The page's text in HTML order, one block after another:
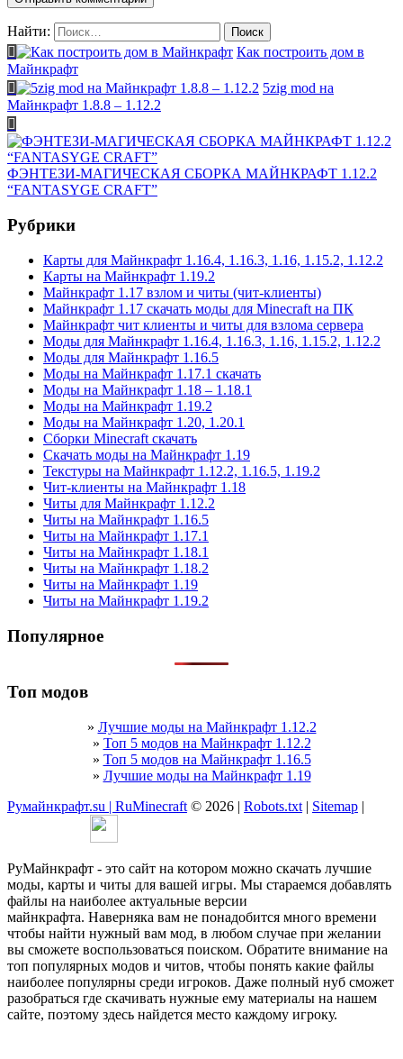
Найти:
Как построить дом в
Майнкрафт
5zig mod на
Майнкрафт 1.8.8 – 1.12.2
ФЭНТЕЗИ-МАГИЧЕСКАЯ СБОРКА МАЙНКРАФТ 1.12.2
“FANTASYGE CRAFT”
Рубрики
Карты для Майнкрафт 1.16.4, 1.16.3, 1.16, 1.15.2, 1.12.2
Карты на Майнкрафт 1.19.2
Майнкрафт 1.17 взлом и читы (чит-клиенты)
Майнкрафт 1.17 скачать моды для Minecraft на ПК
Майнкрафт чит клиенты и читы для взлома сервера
Моды для Майнкрафт 1.16.4, 1.16.3, 1.16, 1.15.2, 1.12.2
Моды для Майнкрафт 1.16.5
Моды на Майнкрафт 1.17.1 скачать
Моды на Майнкрафт 1.18 – 1.18.1
Моды на Майнкрафт 1.19.2
Моды на Майнкрафт 1.20, 1.20.1
Сборки Minecraft скачать
Скачать моды на Майнкрафт 1.19
Текстуры на Майнкрафт 1.12.2, 1.16.5, 1.19.2
Чит-клиенты на Майнкрафт 1.18
Читы для Майнкрафт 1.12.2
Читы на Майнкрафт 1.16.5
Читы на Майнкрафт 1.17.1
Читы на Майнкрафт 1.18.1
Читы на Майнкрафт 1.18.2
Читы на Майнкрафт 1.19
Читы на Майнкрафт 1.19.2
Популярное
Топ модов
» Лучшие моды на Майнкрафт 1.12.2
» Топ 5 модов на Майнкрафт 1.12.2
» Топ 5 модов на Майнкрафт 1.16.5
» Лучшие моды на Майнкрафт 1.19
Румайнкрафт.su | RuMinecraft © 2026 | Robots.txt | Sitemap |
РуМайнкрафт - это сайт на котором можно скачать лучшие
моды, карты и читы для вашей игры. Мы стараемся добавлять
файлы на наиболее актуальные версии
майнкрафта. Наверняка вам не понадобится много времени
чтобы найти нужный вам мод, в любом случае при желании
вы сможете воспользоваться поиском. Обратите внимание на
топ популярных модов и читов, чтобы понять какие файлы
наиболее популярны среди игроков. Даже полный нуб сможет
разобраться где скачивать нужные ему материалы на нашем
сайте, поэтому здесь найдется место каждому игроку.